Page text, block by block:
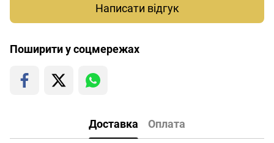
Написати відгук
Поширити у соцмережах
Доставка Оплата